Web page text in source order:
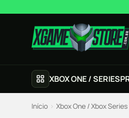
XBOX ONE / SERIES
Início › Xbox One / Xbox Series